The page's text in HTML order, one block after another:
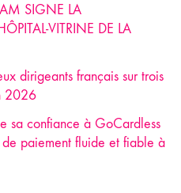
SIGNE LA
VITRINE DE LA
dirigeants français sur trois
2026
sa confiance à GoCardless
paiement fluide et fiable à